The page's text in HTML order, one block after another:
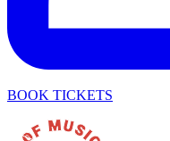
BOOK TICKETS